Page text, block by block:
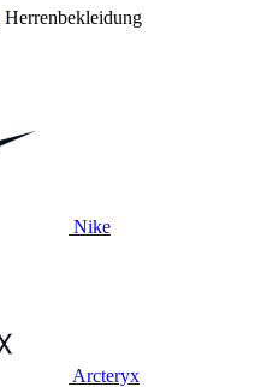
Herrenbekleidung
Nike
Arcteryx